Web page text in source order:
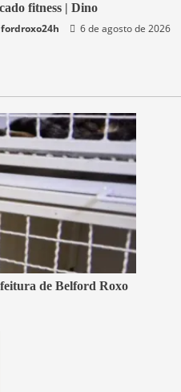
fitness | Dino
6 de agosto de 2026
de Belford Roxo